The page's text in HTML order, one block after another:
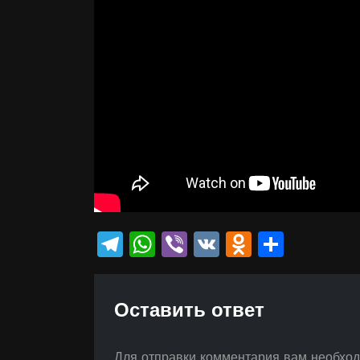
Telegram
WhatsApp
Viber
VK
Оставить ответ